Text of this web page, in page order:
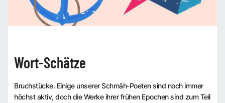
Wort-Schätze
Bruchstücke. Einige unserer Schmäh-Poeten sind noch immer
höchst aktiv, doch die Werke ihrer frühen Epochen sind zum Teil